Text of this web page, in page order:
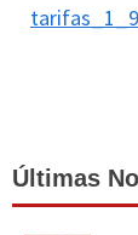
Últimas